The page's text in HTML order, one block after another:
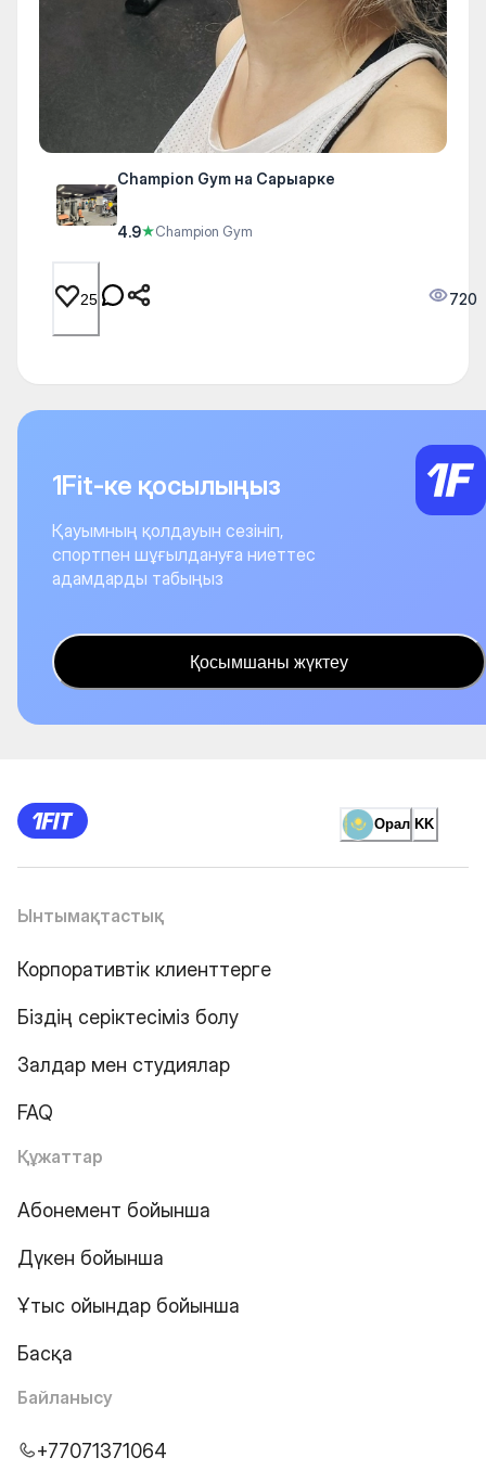
Champion Gym на Сарыарке
4.9★Champion Gym
25 720
1Fit-ке қосылыңыз
Қауымның қолдауын сезініп,
спортпен шұғылдануға ниеттес
адамдарды табыңыз
Қосымшаны жүктеу
Орал KK
Ынтымақтастық
Корпоративтік клиенттерге
Біздің серіктесіміз болу
Залдар мен студиялар
FAQ
Құжаттар
Абонемент бойынша
Дүкен бойынша
Ұтыс ойындар бойынша
Басқа
Байланысу
+77071371064